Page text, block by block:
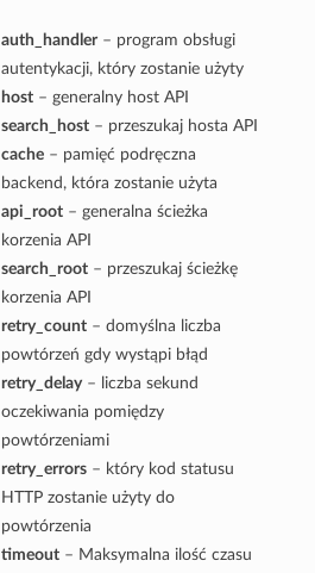
auth_handler– program obsługi
autentykacji, który zostanie użyty
host– generalny host API
search_host– przeszukaj hosta API
cache– pamięć podręczna
backend, która zostanie użyta
api_root– generalna ścieżka
korzenia API
search_root– przeszukaj ścieżkę
korzenia API
retry_count– domyślna liczba
powtórzeń gdy wystąpi błąd
retry_delay– liczba sekund
oczekiwania pomiędzy
powtórzeniami
retry_errors– który kod statusu
HTTP zostanie użyty do
powtórzenia
timeout– Maksymalna ilość czasu